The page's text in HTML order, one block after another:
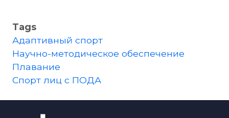
Tags
Адаптивный спорт
Научно-методическое обеспечение
Плавание
Спорт лиц с ПОДА